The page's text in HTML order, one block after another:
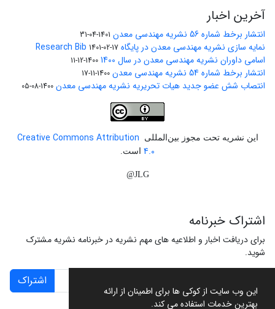
این وب سایت از کوکی ها برای اطمینان از ارائه
بهترین خدمات استفاده می کند.
آخرین اخبار
انتشار برخط شماره 56 نشریه مهندسی معدن 1401-04-31
نمایه سازی نشریه مهندسی معدن در پایگاه Research Bib 1401-02-17
اسامی داوران نشریه مهندسی معدن در سال 1400 1400-12-11
انتشار برخط شماره 54 نشریه مهندسی معدن 1400-11-17
انتصاب شش عضو جدید هیات تحریریه نشریه مهندسی معدن 1400-08-05
این نشریه تحت مجوز بین‌المللی
Creative Commons Attribution
4.0 است.
JLG@
اشتراک خبرنامه
برای دریافت اخبار و اطلاعیه های مهم نشریه در خبرنامه نشریه مشترک
شوید.
اشتراک